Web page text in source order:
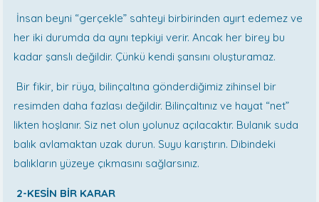
İnsan beyni “gerçekle” sahteyi birbirinden ayırt edemez ve
her iki durumda da aynı tepkiyi verir. Ancak her birey bu
kadar şanslı değildir. Çünkü kendi şansını oluşturamaz.
Bir fikir, bir rüya, bilinçaltına gönderdiğimiz zihinsel bir
resimden daha fazlası değildir. Bilinçaltınız ve hayat “net”
likten hoşlanır. Siz net olun yolunuz açılacaktır. Bulanık suda
balık avlamaktan uzak durun. Suyu karıştırın. Dibindeki
balıkların yüzeye çıkmasını sağlarsınız.
2-KESİN BİR KARAR